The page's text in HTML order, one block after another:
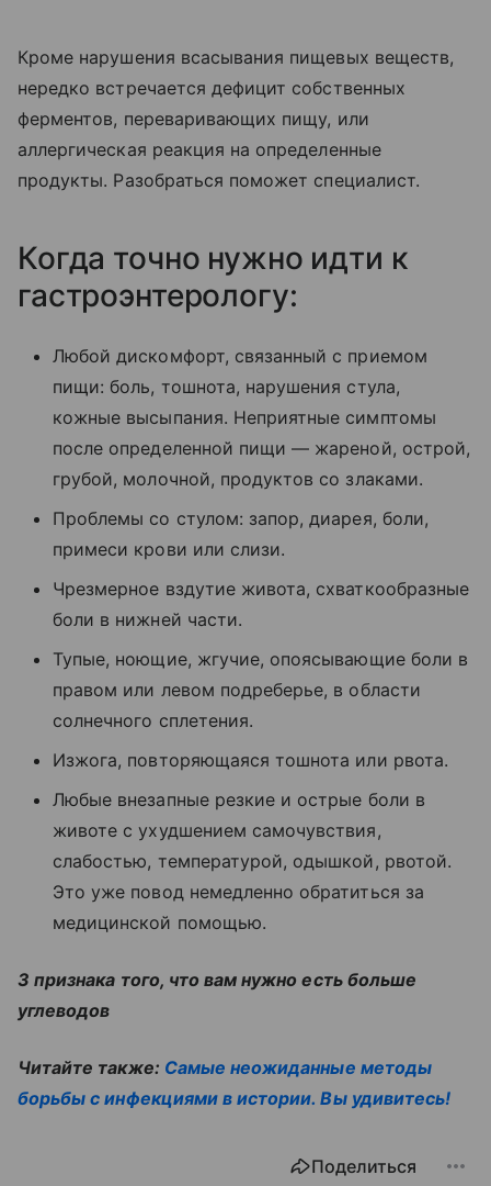
Кроме нарушения всасывания пищевых веществ,
нередко встречается дефицит собственных
ферментов, переваривающих пищу, или
аллергическая реакция на определенные
продукты. Разобраться поможет специалист.
Когда точно нужно идти к
гастроэнтерологу:
Любой дискомфорт, связанный с приемом
пищи: боль, тошнота, нарушения стула,
кожные высыпания. Неприятные симптомы
после определенной пищи — жареной, острой,
грубой, молочной, продуктов со злаками.
Проблемы со стулом: запор, диарея, боли,
примеси крови или слизи.
Чрезмерное вздутие живота, схваткообразные
боли в нижней части.
Тупые, ноющие, жгучие, опоясывающие боли в
правом или левом подреберье, в области
солнечного сплетения.
Изжога, повторяющаяся тошнота или рвота.
Любые внезапные резкие и острые боли в
животе с ухудшением самочувствия,
слабостью, температурой, одышкой, рвотой.
Это уже повод немедленно обратиться за
медицинской помощью.
3 признака того, что вам нужно есть больше
углеводов
Читайте также: Самые неожиданные методы
борьбы с инфекциями в истории. Вы удивитесь!
Поделиться